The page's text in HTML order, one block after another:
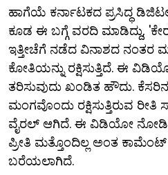
ಹಾಗೆಯೆ ಕರ್ನಾಟಕದ ಪ್ರಸಿದ್ಧ
ಕೂಡ ಈ ಬಗ್ಗೆ ವರದಿ ಮಾಡಿದ್ದು,
ಇತ್ತೀಚೆಗೆ ನಡೆದ ವಿನಾಶದ ನಂತರ
ಕೋತಿಯನ್ನು ರಕ್ಷಿಸುತ್ತಿದೆ. ಈ
ತರಿಸುವುದು ಖಂಡಿತ ಹೌದು.
ಮಂಗವೊಂದು ರಕ್ಷಿಸುತ್ತಿರುವ
ವೈರಲ್ ಆಗಿದೆ. ಈ ವಿಡಿಯೋ
ಪ್ರೀತಿ ಮತ್ತೊಂದಿಲ್ಲ ಅಂತ ಕಾಮೆಂಟ್
ಬರೆಯಲಾಗಿದೆ.